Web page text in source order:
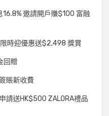
邀請開戶賺$100 富融
時迎優惠送$2,498 獎賞
回贈
賬新收費
請送HK$500 ZALORA禮品